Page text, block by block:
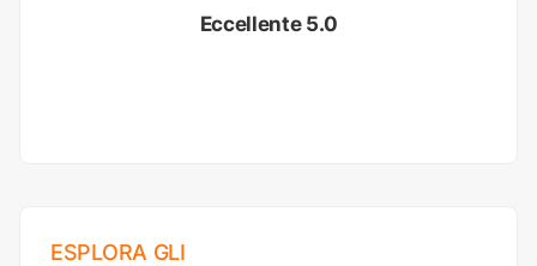
Eccellente 5.0
ESPLORA GLI